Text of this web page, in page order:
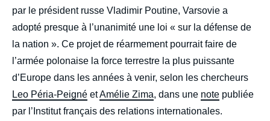
par le président russe Vladimir Poutine, Varsovie a
adopté presque à l’unanimité une loi « sur la défense de
la nation ». Ce projet de réarmement pourrait faire de
l’armée polonaise la force terrestre la plus puissante
d’Europe dans les années à venir, selon les chercheurs
Leo Péria-Peigné etAmélie Zima, dans une note publiée
par l’Institut français des relations internationales.